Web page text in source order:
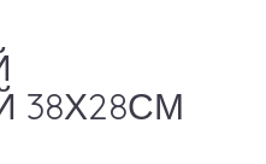
38Х28СМ